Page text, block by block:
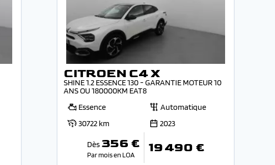
CITROEN C4 X
SHINE 1.2 ESSENCE 130 - GARANTIE MOTEUR 10
ANS OU 180000KM EAT8
Essence
Automatique
30722 km
2023
Dès 356 €
Par mois en LOA 19 490 €